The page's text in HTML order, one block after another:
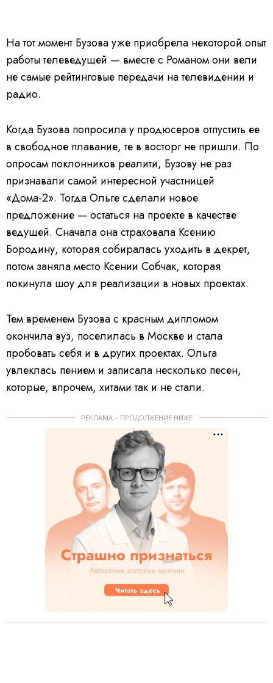
На тот момент Бузова уже приобрела некоторой опыт
работы телеведущей — вместе с Романом они вели
не самые рейтинговые передачи на телевидении и
радио.
Когда Бузова попросила у продюсеров отпустить ее
в свободное плавание, те в восторг не пришли. По
опросам поклонников реалити, Бузову не раз
признавали самой интересной участницей
«Дома-2». Тогда Ольге сделали новое
предложение — остаться на проекте в качестве
ведущей. Сначала она страховала Ксению
Бородину, которая собиралась уходить в декрет,
потом заняла место Ксении Собчак, которая
покинула шоу для реализации в новых проектах.
Тем временем Бузова с красным дипломом
окончила вуз, поселилась в Москве и стала
пробовать себя и в других проектах. Ольга
увлеклась пением и записала несколько песен,
которые, впрочем, хитами так и не стали.
РЕКЛАМА – ПРОДОЛЖЕНИЕ НИЖЕ